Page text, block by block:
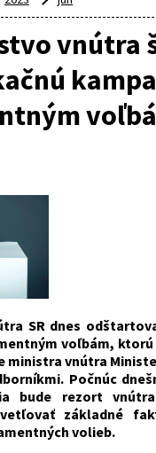
vnútra
SR dnes
voľbám,
ministra vnútra
Počnúc
bude rezort
základné
volieb.